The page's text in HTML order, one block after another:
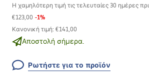
Η χαμηλότερη τιμή τις τελευταίες 30 ημέρες
€123,00 -1%
Κανονική τιμή: €141,00
Αποστολή σήμερα.
Ρωτήστε για το προϊόν